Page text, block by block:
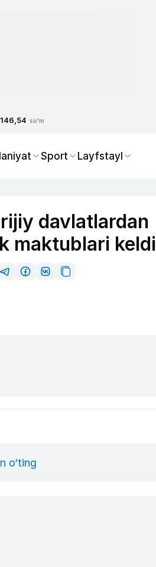
146,54 so'm
Sport Layfstayl
davlatlardan
maktublari keldi
o‘ting